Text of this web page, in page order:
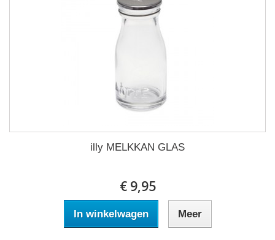
illy MELKKAN GLAS
€ 9,95
In winkelwagen Meer